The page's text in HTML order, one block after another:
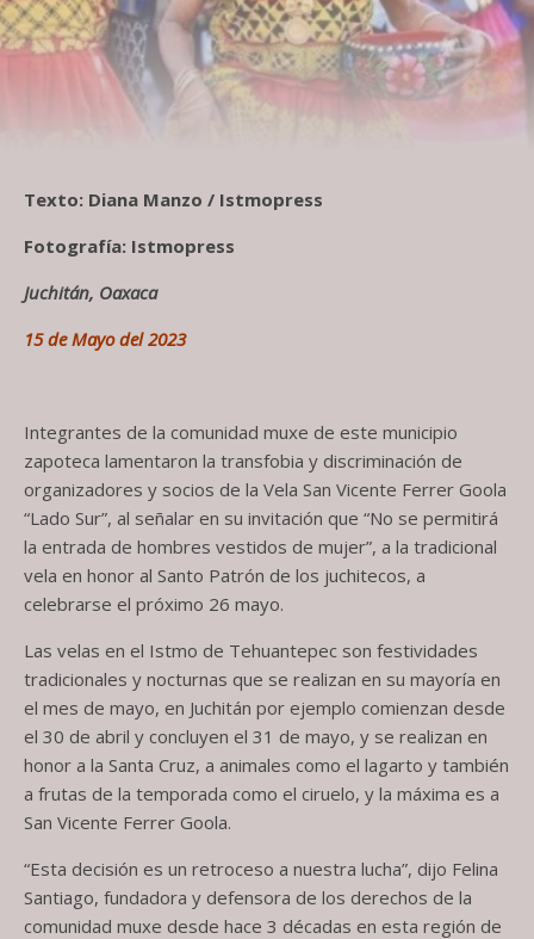
Texto: Diana Manzo / Istmopress
Fotografía: Istmopress
Juchitán, Oaxaca
15 de Mayo del 2023
Integrantes de la comunidad muxe de este municipio
zapoteca lamentaron la transfobia y discriminación de
organizadores y socios de la Vela San Vicente Ferrer Goola
“Lado Sur”, al señalar en su invitación que “No se permitirá
la entrada de hombres vestidos de mujer”, a la tradicional
vela en honor al Santo Patrón de los juchitecos, a
celebrarse el próximo 26 mayo.
Las velas en el Istmo de Tehuantepec son festividades
tradicionales y nocturnas que se realizan en su mayoría en
el mes de mayo, en Juchitán por ejemplo comienzan desde
el 30 de abril y concluyen el 31 de mayo, y se realizan en
honor a la Santa Cruz, a animales como el lagarto y también
a frutas de la temporada como el ciruelo, y la máxima es a
San Vicente Ferrer Goola.
“Esta decisión es un retroceso a nuestra lucha”, dijo Felina
Santiago, fundadora y defensora de los derechos de la
comunidad muxe desde hace 3 décadas en esta región de